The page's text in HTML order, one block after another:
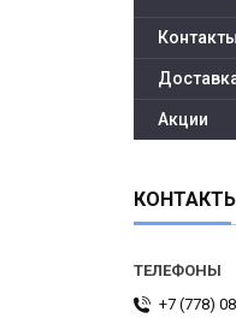
Контакты
Акции
КОНТАКТЫ
+7 (778)